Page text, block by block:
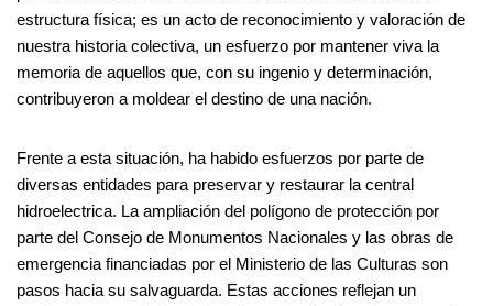
estructura física; es un acto de reconocimiento y valoración de
nuestra historia colectiva, un esfuerzo por mantener viva la
memoria de aquellos que, con su ingenio y determinación,
contribuyeron a moldear el destino de una nación.
Frente a esta situación, ha habido esfuerzos por parte de
diversas entidades para preservar y restaurar la central
hidroelectrica. La ampliación del polígono de protección por
parte del Consejo de Monumentos Nacionales y las obras de
emergencia financiadas por el Ministerio de las Culturas son
pasos hacia su salvaguarda. Estas acciones reflejan un